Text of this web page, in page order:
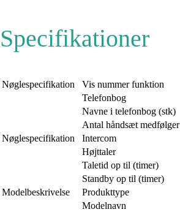
Specifikationer
Nøglespecifikation Vis nummer funktion
Telefonbog
Navne i telefonbog (stk)
Antal håndsæt medfølger
Nøglespecifikation
Intercom
Højttaler
Taletid op til (timer)
Standby op til (timer)
Modelbeskrivelse
Produkttype
Modelnavn